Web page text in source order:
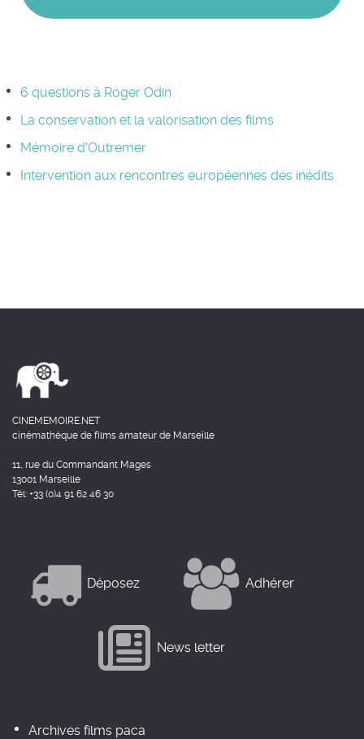
6 questions à Roger Odin
La conservation et la valorisation des films
Mémoire d'Outremer
Intervention aux rencontres européennes des inédits
CINEMEMOIRE.NET
cinémathèque de films amateur de Marseille
11, rue du Commandant Mages
13001 Marseille
Tél: +33 (0)4 91 62 46 30
Déposez Adhérer
News letter
Archives films paca